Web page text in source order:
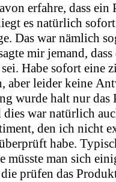
erfahre, dass
es natürlich
Das war nämlich
mir jemand,
Habe sofort eine
aber leider keine
wurde halt nur das
war natürlich
den ich nicht
habe.
müsste man sich
prüfen das